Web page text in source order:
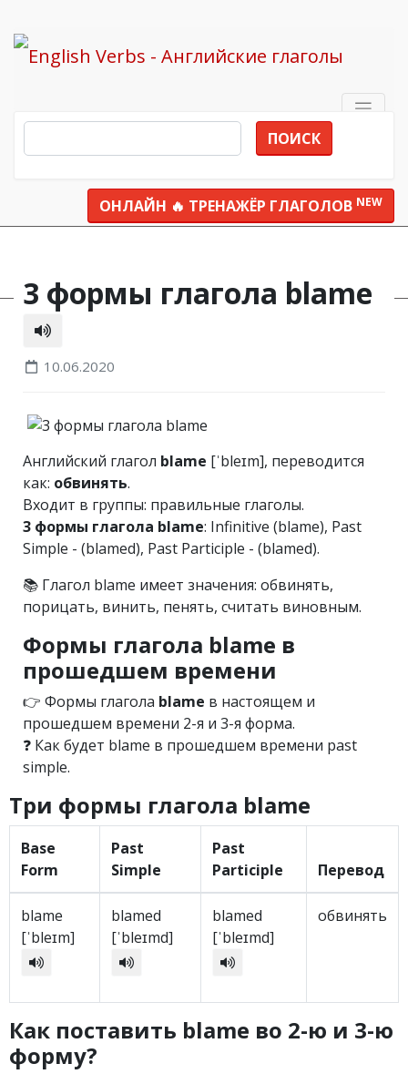
ПОИСК
ОНЛАЙН 🔥 ТРЕНАЖЁР ГЛАГОЛОВ NEW
3 формы глагола blame
10.06.2020
Английский глагол blame [ˈbleɪm], переводится
как: обвинять.
Входит в группы: правильные глаголы.
3 формы глагола blame: Infinitive (blame), Past
Simple - (blamed), Past Participle - (blamed).
📚 Глагол blame имеет значения: обвинять,
порицать, винить, пенять, считать виновным.
Формы глагола blame в
прошедшем времени
👉 Формы глагола blame в настоящем и
прошедшем времени 2-я и 3-я форма.
❓ Как будет blame в прошедшем времени past
simple.
Три формы глагола blame
Base
Form
Past
Simple
Past
Participle
Перевод
blame
[ˈbleɪm]
blamed
[ˈbleɪmd]
blamed
[ˈbleɪmd]
обвинять
Как поставить blame во 2-ю и 3-ю
форму?